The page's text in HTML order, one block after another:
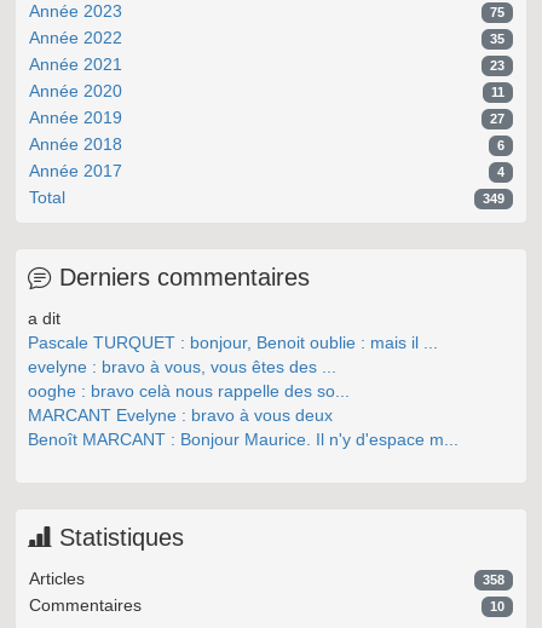
Année 2023 75
Année 2022 35
Année 2021 23
Année 2020 11
Année 2019 27
Année 2018 6
Année 2017 4
Total 349
Derniers commentaires
a dit
Pascale TURQUET : bonjour, Benoit oublie : mais il ...
evelyne : bravo à vous, vous êtes des ...
ooghe : bravo celà nous rappelle des so...
MARCANT Evelyne : bravo à vous deux
Benoît MARCANT : Bonjour Maurice. Il n'y d'espace m...
Statistiques
Articles 358
Commentaires 10